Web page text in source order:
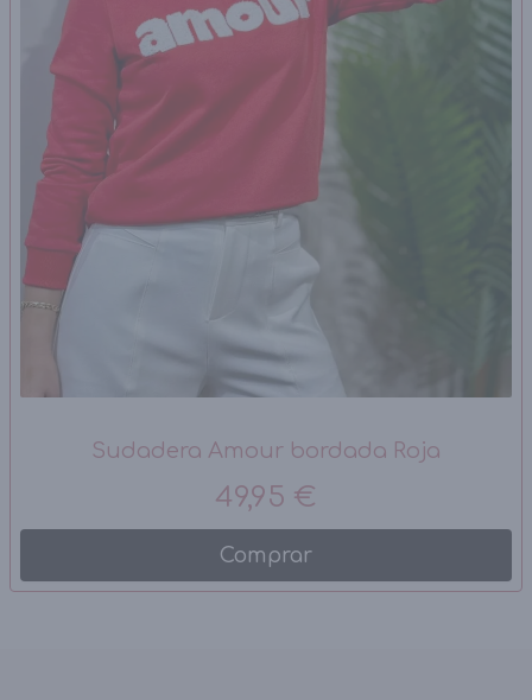
Sudadera Amour bordada Roja
49,95 €
Comprar